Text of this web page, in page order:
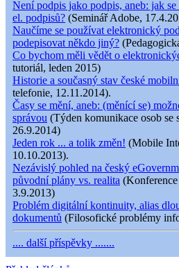
Není podpis jako podpis, aneb: jak
el. podpisů? (Seminář Adobe,
Naučíme se používat elektronický
podepisovat někdo jiný?
Co bychom měli vědět o
tutoriál, leden 2015)
Historie a současný stav české
telefonie, 12.11.2014).
Časy se mění, aneb: (měnící se)
správou (Týden komunikace osob se
26.9.2014)
Jeden rok ... a tolik změn! (Mobile
10.10.2013).
Nezávislý pohled na český
původní plány vs. realita
3.9.2013)
Problém digitální kontinuity, alias
dokumentů (Filosofické problémy
.... další příspěvky .......